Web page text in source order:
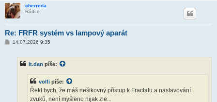
cherreda
Rádce
Re: FRFR systém vs lampový aparát
P14.07.2026 9:35
lt.dan píše:
volfi píše:
Řekl bych, že máš nešikovný přístup k Fractalu a nastavování
zvuků, není myšleno nijak zle...